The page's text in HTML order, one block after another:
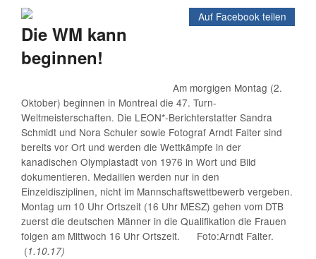
Über uns
Kontakt / Impressum / Datenschutz
Auf Facebook teilen
Die WM kann
beginnen!
Am morgigen Montag (2.
Oktober) beginnen in Montreal die 47. Turn-
Weltmeisterschaften. Die LEON*-Berichterstatter Sandra
Schmidt und Nora Schuler sowie Fotograf Arndt Falter sind
bereits vor Ort und werden die Wettkämpfe in der
kanadischen Olympiastadt von 1976 in Wort und Bild
dokumentieren. Medaillen werden nur in den
Einzeldisziplinen, nicht im Mannschaftswettbewerb vergeben.
Montag um 10 Uhr Ortszeit (16 Uhr MESZ) gehen vom DTB
zuerst die deutschen Männer in die Qualifikation die Frauen
folgen am Mittwoch 16 Uhr Ortszeit. Foto:Arndt Falter.
(1.10.17)